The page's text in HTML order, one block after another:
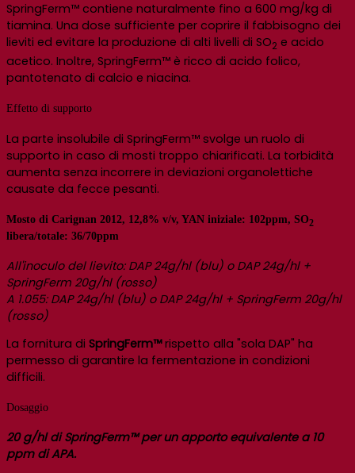
SpringFerm™ contiene naturalmente fino a 600 mg/kg di
tiamina. Una dose sufficiente per coprire il fabbisogno dei
lieviti ed evitare la produzione di alti livelli di SO2 e acido
acetico. Inoltre, SpringFerm™ è ricco di acido folico,
pantotenato di calcio e niacina.
Effetto di supporto
La parte insolubile di SpringFerm™ svolge un ruolo di
supporto in caso di mosti troppo chiarificati. La torbidità
aumenta senza incorrere in deviazioni organolettiche
causate da fecce pesanti.
Mosto di Carignan 2012, 12,8% v/v, YAN iniziale: 102ppm, SO2
libera/totale: 36/70ppm
All'inoculo del lievito: DAP 24g/hl (blu) o DAP 24g/hl +
SpringFerm 20g/hl (rosso)
A 1.055: DAP 24g/hl (blu) o DAP 24g/hl + SpringFerm 20g/hl
(rosso)
La fornitura di SpringFerm™rispetto alla "sola DAP" ha
permesso di garantire la fermentazione in condizioni
difficili.
Dosaggio
20 g/hl di SpringFerm™ per un apporto equivalente a 10
ppm di APA.